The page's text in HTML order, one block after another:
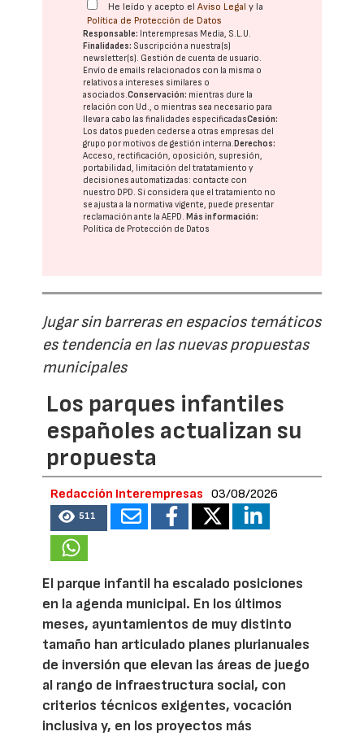
He leído y acepto elAviso Legal y la
Política de Protección de Datos
Responsable: Interempresas Media, S.L.U.
Finalidades: Suscripción a nuestra(s)
newsletter(s). Gestión de cuenta de usuario.
Envío de emails relacionados con la misma o
relativos a intereses similares o
asociados.Conservación: mientras dure la
relación con Ud., o mientras sea necesario para
llevar a cabo las finalidades especificadasCesión:
Los datos pueden cederse a otras empresas del
grupo por motivos de gestión interna. Derechos:
Acceso, rectificación, oposición, supresión,
portabilidad, limitación del tratatamiento y
decisiones automatizadas: contacte con
nuestro DPD. Si considera que el tratamiento no
se ajusta a la normativa vigente, puede presentar
reclamación ante laAEPD. Más información:
Política de Protección de Datos
Jugar sin barreras en espacios temáticos
es tendencia en las nuevas propuestas
municipales
Los parques infantiles
españoles actualizan su
propuesta
Redacción Interempresas 03/08/2026
511
El parque infantil ha escalado posiciones
en la agenda municipal. En los últimos
meses, ayuntamientos de muy distinto
tamaño han articulado planes plurianuales
de inversión que elevan las áreas de juego
al rango de infraestructura social, con
criterios técnicos exigentes, vocación
inclusiva y, en los proyectos más